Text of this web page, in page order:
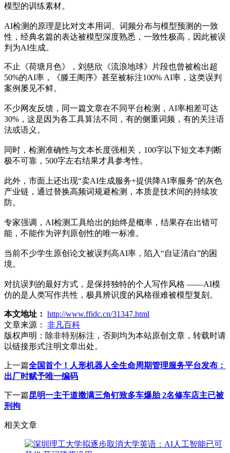
模型的训练素材。
AI检测的原理是比对文本用词、词频分布与模型预测的一致
性，经典名篇的表达被模型深度熟悉，一致性极高，因此被误
判为AI生成。
不止《荷塘月色》，刘慈欣《流浪地球》片段也曾被检出超
50%的AI率，《滕王阁序》甚至被标注100% AI率，这类误判
案例屡见不鲜。
不少网友反馈，同一篇文章在不同平台检测，AI率相差可达
30%，这是因为各工具算法不同，有的侧重词频，有的关注语
法或语义。
同时，检测准确性与文本长度强相关，100字以下短文本判断
极不可靠，500字左右结果才具参考性。
此外，市面上还出现“卖AI生成服务+提供降AI率服务”的灰色
产业链，通过替换高频词规避检测，本质是技术间的持续攻
防。
专家强调，AI检测工具给出的始终是概率，结果存在出错可
能，不能作为评判原创性的唯一标准。
当前不少学生原创论文被误判高AI率，陷入“自证清白”的困
境。
对抗误判的最好方式，是保持独特的个人写作风格 ——AI模
仿的是人类写作共性，极具辨识度的风格很难被模型复刻。
本文地址： http://www.ffidc.cn/31347.html
文章来源：
非凡百科
版权声明： 除非特别标注，否则均为本站原创文章，转载时请
以链接形式注明文章出处。
上一篇全国首个！人形机器人全生命周期管理服务平台发布：
出厂时赋予唯一编码
下一篇昆明一主干道撒满三角钉致多车爆胎 2名修车店主已被
刑拘
相关文章